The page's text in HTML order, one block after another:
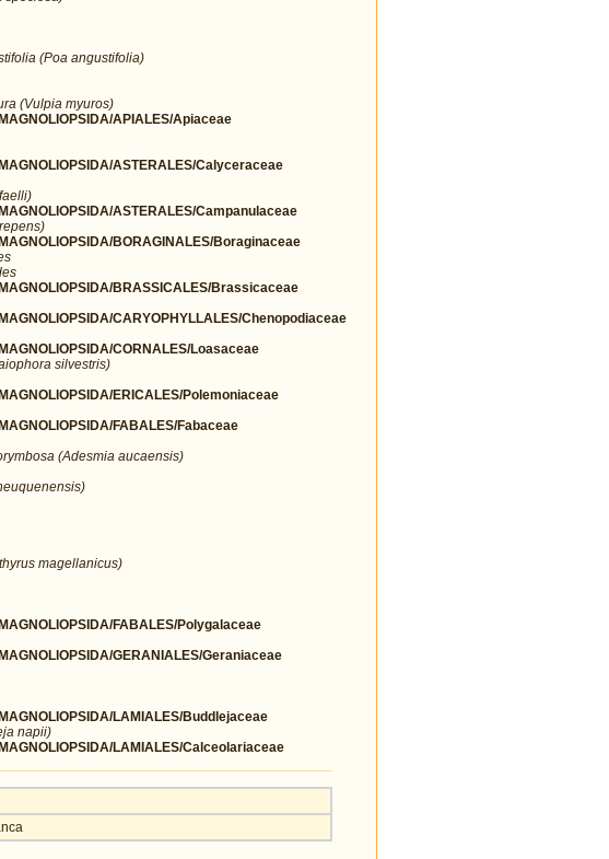
(Poa angustifolia)
(Vulpia myuros)
APIALES/Apiaceae
ASTERALES/Calyceraceae
ASTERALES/Campanulaceae
BORAGINALES/Boraginaceae
BRASSICALES/Brassicaceae
CARYOPHYLLALES/Chenopodiaceae
CORNALES/Loasaceae
silvestris)
ERICALES/Polemoniaceae
FABALES/Fabaceae
(Adesmia aucaensis)
magellanicus)
FABALES/Polygalaceae
GERANIALES/Geraniaceae
LAMIALES/Buddlejaceae
napii)
LAMIALES/Calceolariaceae